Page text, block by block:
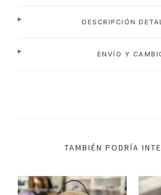
DESCRIPCIÓN
ENVÍO Y
TAMBIÉN PODRÍA